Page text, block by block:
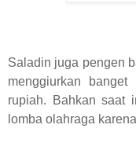
Saladin juga pengen
menggiurkan
rupiah. Bahkan saat
lomba olahraga